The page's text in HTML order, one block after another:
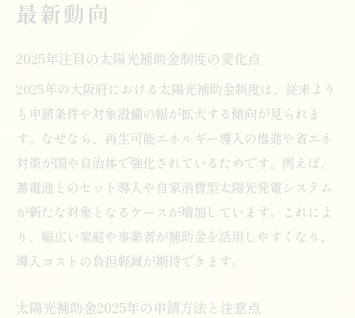
最新動向
2025年注目の太陽光補助金制度の変化点
2025年の大阪府における太陽光補助金制度は、従来より
も申請条件や対象設備の幅が拡大する傾向が見られま
す。なぜなら、再生可能エネルギー導入の推進や省エネ
対策が国や自治体で強化されているためです。例えば、
蓄電池とのセット導入や自家消費型太陽光発電システム
が新たな対象となるケースが増加しています。これによ
り、幅広い家庭や事業者が補助金を活用しやすくなり、
導入コストの負担軽減が期待できます。
太陽光補助金2025年の申請方法と注意点